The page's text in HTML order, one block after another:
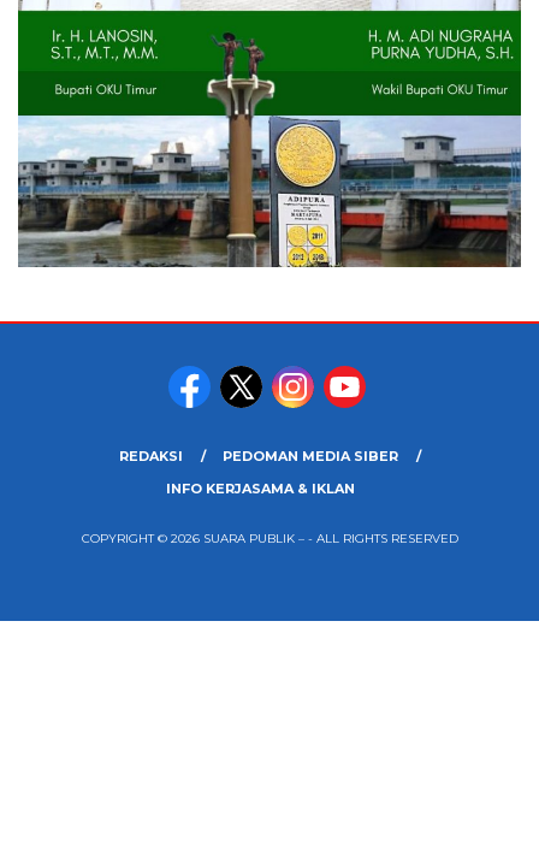
REDAKSI
PEDOMAN MEDIA SIBER
INFO KERJASAMA & IKLAN
COPYRIGHT © 2026 SUARA PUBLIK – - ALL RIGHTS RESERVED